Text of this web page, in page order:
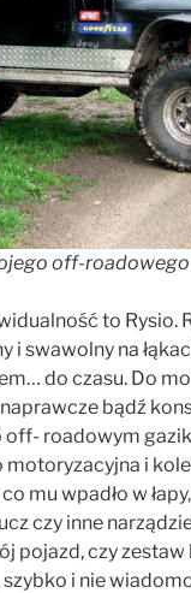
off-
to Rysio.
swawolny na
do czasu. Do
bądź
off- roadowym
motoryzacyjna i
mu wpadło w
czy inne
pojazd, czy zestaw
i nie